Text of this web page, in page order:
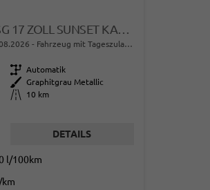
SELECTION 1.0 TSI DSG 17 ZOLL SUNSET KAMERA PDC V+H
Fahrzeug mit Tageszulassung
Getriebe Automatik
Außenfarbe
Graphitgrau Metallic
Kilometerstand
10 km
DETAILS
l/100km